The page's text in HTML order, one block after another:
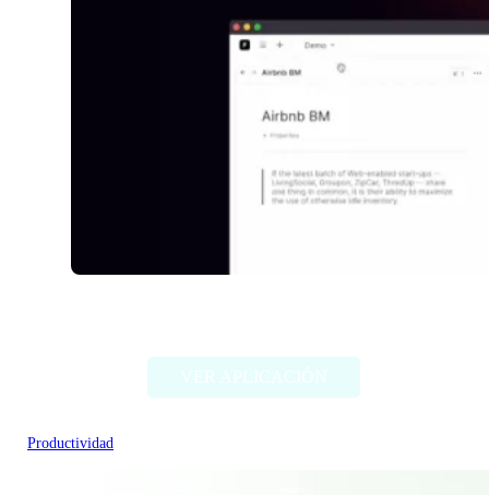
Productividad